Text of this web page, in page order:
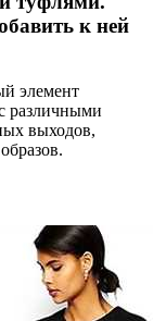
к ней
элемент
различными
выходов,